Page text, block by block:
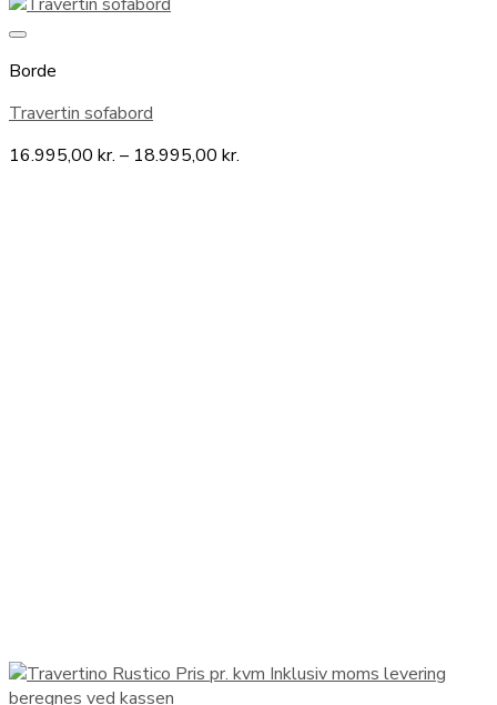
Borde
Travertin sofabord
16.995,00 kr. – 18.995,00 kr.